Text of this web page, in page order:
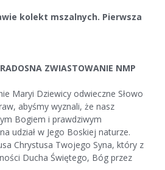
kolekt mszalnych. Pierwsza
ZWIASTOWANIE NMP
Maryi Dziewicy odwieczne Słowo
abyśmy wyznali, że nasz
Bogiem i prawdziwym
udział w Jego Boskiej naturze.
Chrystusa Twojego Syna, który z
Ducha Świętego, Bóg przez